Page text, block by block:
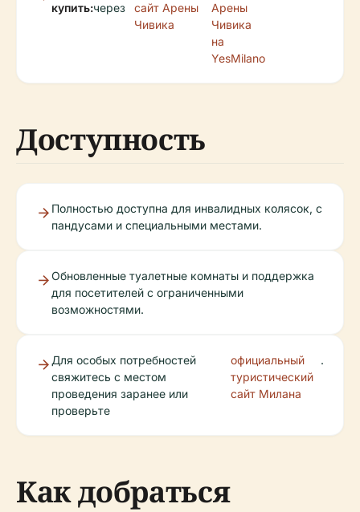
купить:через
сайт Арены
Чивика
Арены
Чивика
на
YesMilano
Доступность
Полностью доступна для инвалидных колясок, с
пандусами и специальными местами.
Обновленные туалетные комнаты и поддержка
для посетителей с ограниченными
возможностями.
Для особых потребностей
свяжитесь с местом
проведения заранее или
проверьте
официальный
туристический
сайт Милана
.
Как добраться